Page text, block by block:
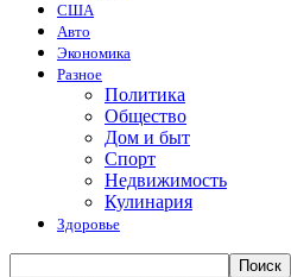
США
Авто
Экономика
Разное
Политика
Общество
Дом и быт
Спорт
Недвижимость
Кулинария
Здоровье